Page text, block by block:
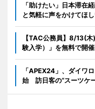
「助けたい」日本滞在
と気軽に声をかけてほし
【TAC公務員】8/13(
験入学）」を無料で開
「APEX24」、ダイワ
始 訪日客の“スーツケ